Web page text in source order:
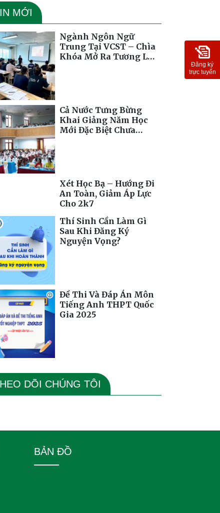
MỚI
Ngành Ngôn Ngữ
Trung Tại VCST – Chìa
Khóa Mở Ra Tương Lai
Cả Nước Tưng Bừng
Khai Giảng Năm Học
Mới Đặc Biệt Chưa
Xét Học Bạ – Hướng Đi
An Toàn, Giảm Áp Lực
Cho 2k7
Thí Sinh Cần Làm Gì
Sau Khi Đăng Ký
Nguyện Vọng?
Đề Thi Và Đáp Án Môn
Tiếng Anh THPT Quốc
Gia 2025
DÕI CHÚNG TÔI
BẢN ĐỒ
Đăng ký
trực tuyến